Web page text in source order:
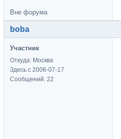
Вне форума
boba
Участник
Откуда: Москва
Здесь с 2006-07-17
Сообщений: 22